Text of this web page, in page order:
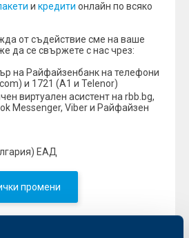
и кредити онлайн по всяко
от съдействие сме на ваше
да се свържете с нас чрез:
на Райфайзенбанк на телефони
и 1721 (A1 и Telenor)
виртуален асистент на rbb.bg,
Messenger, Viber и Райфайзен
ЕАД
промени